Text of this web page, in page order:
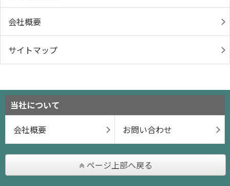
会社概要
サイトマップ
当社について
会社概要
お問い合わせ
ページ上部へ戻る